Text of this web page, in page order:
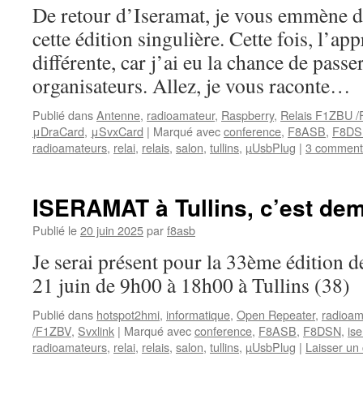
De retour d’Iseramat, je vous emmène
cette édition singulière. Cette fois,
différente, car j’ai eu la chance de
organisateurs. Allez, je vous raconte…
Publié dansAntenne, radioamateur, Raspberry, Relais F1ZBU /
μDraCard, μSvxCard | Marqué avecconference, F8ASB,
radioamateurs, relai, relais, salon, tullins, µUsbPlug | 3
ISERAMAT à Tullins, c’est
Publié le20 juin 2025parf8asb
Je serai présent pour la 33ème édition
21 juin de 9h00 à 18h00 à Tullins (38)
Publié dans hotspot2hmi, informatique, Open Repeater,
/F1ZBV, Svxlink | Marqué avecconference, F8ASB, F8DSN,
radioamateurs, relai, relais, salon, tullins, µUsbPlug | Laisser